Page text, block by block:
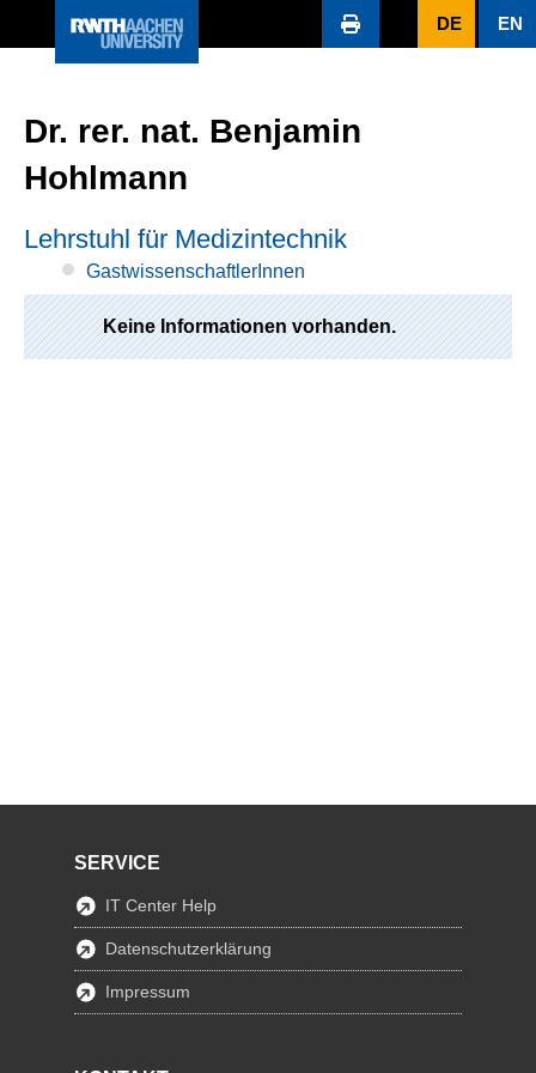
DE EN
Dr. rer. nat. Benjamin
Hohlmann
Lehrstuhl für Medizintechnik
GastwissenschaftlerInnen
Keine Informationen vorhanden.
SERVICE
IT Center Help
Datenschutzerklärung
Impressum